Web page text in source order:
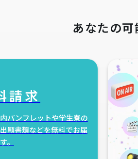
あなたの可
請求
パンフレットや学生寮の
願書類などを無料でお届
。